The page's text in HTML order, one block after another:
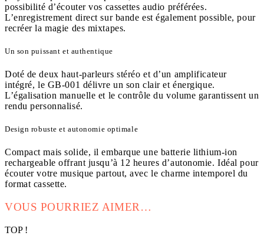
possibilité d’écouter vos cassettes audio préférées.
L’enregistrement direct sur bande est également possible, pour
recréer la magie des mixtapes.
Un son puissant et authentique
Doté de deux haut-parleurs stéréo et d’un amplificateur
intégré, le GB‑001 délivre un son clair et énergique.
L’égalisation manuelle et le contrôle du volume garantissent un
rendu personnalisé.
Design robuste et autonomie optimale
Compact mais solide, il embarque une batterie lithium-ion
rechargeable offrant jusqu’à 12 heures d’autonomie. Idéal pour
écouter votre musique partout, avec le charme intemporel du
format cassette.
VOUS POURRIEZ AIMER…
TOP !